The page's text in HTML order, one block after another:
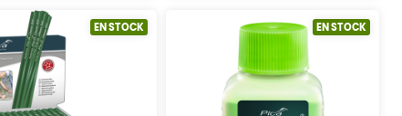
EN STOCK EN STOCK